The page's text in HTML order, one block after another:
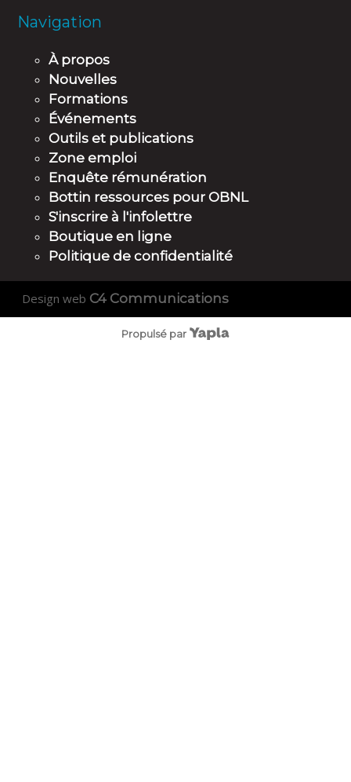
Navigation
À propos
Nouvelles
Formations
Événements
Outils et publications
Zone emploi
Enquête rémunération
Bottin ressources pour OBNL
S'inscrire à l'infolettre
Boutique en ligne
Politique de confidentialité
Design web C4 Communications
Propulsé par